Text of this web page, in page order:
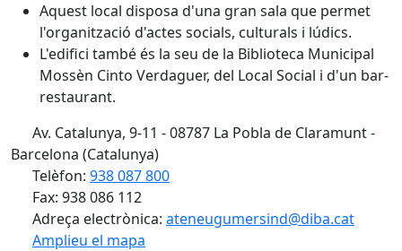
Aquest local disposa d'una gran sala que permet
l'organització d'actes socials, culturals i lúdics.
L'edifici també és la seu de la Biblioteca Municipal
Mossèn Cinto Verdaguer, del Local Social i d'un bar-
restaurant.
Av. Catalunya, 9-11 - 08787 La Pobla de Claramunt -
Barcelona (Catalunya)
Telèfon: 938 087 800
Fax: 938 086 112
Adreça electrònica: ateneugumersind@diba.cat
Amplieu el mapa